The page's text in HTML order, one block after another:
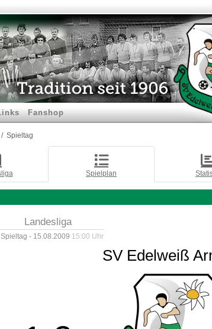
Fanshop
Spieltag
Spielplan
Landesliga
- 15.08.2009 15:00 Uhr
SV Edelweiß